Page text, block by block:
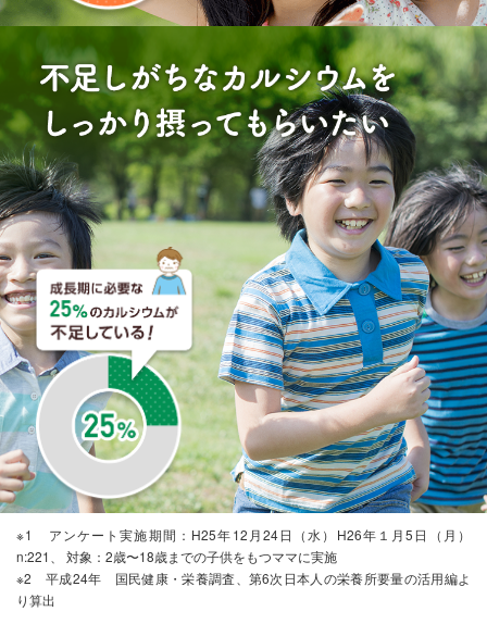
ヨーグルトに混ぜたり、牛乳に混ぜたりと、アレンジも
でき、美味しいので、子供も気に入っています。美味し
く栄養をとることができ、嬉しいです。
リピーター 島
2018年12月3日
★★★★★
※1 アンケート実施期間：H25年12月24日（水）H26年１月5日（月）
n:221、 対象：2歳〜18歳までの子供をもつママに実施
※2 平成24年 国民健康・栄養調査、第6次日本人の栄養所要量の活用編よ
り算出